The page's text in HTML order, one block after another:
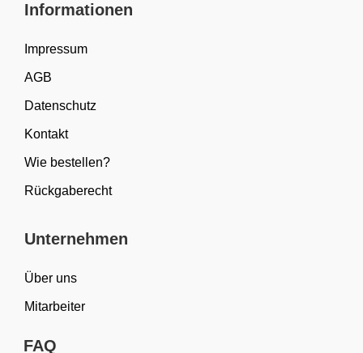
Informationen
Impressum
AGB
Datenschutz
Kontakt
Wie bestellen?
Rückgaberecht
Unternehmen
Über uns
Mitarbeiter
FAQ